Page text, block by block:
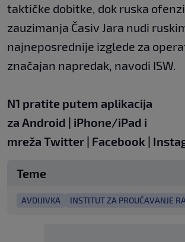
taktičke dobitke, dok ruska
zauzimanja Časiv Jara nudi
najneposrednije izglede za
značajan napredak, navodi ISW.
N1 pratite putem aplikacija
za Android | iPhone/iPad i
mreža Twitter | Facebook |
Teme
AVDIJIVKA INSTITUT ZA PROUČAVANJE